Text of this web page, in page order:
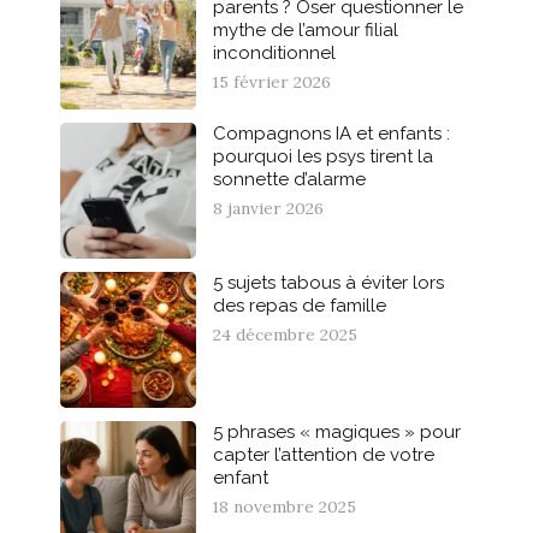
parents ? Oser questionner le
mythe de l’amour filial
inconditionnel
15 février 2026
Compagnons IA et enfants :
pourquoi les psys tirent la
sonnette d’alarme
8 janvier 2026
5 sujets tabous à éviter lors
des repas de famille
24 décembre 2025
5 phrases « magiques » pour
capter l’attention de votre
enfant
18 novembre 2025